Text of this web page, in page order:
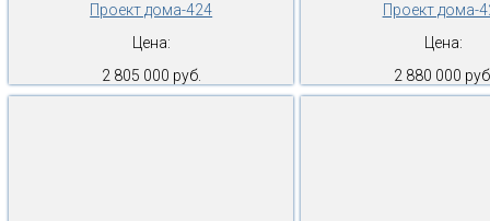
Проект дома-424
Цена:
2 805 000 руб.
Проект дома-
Цена:
2 880 000